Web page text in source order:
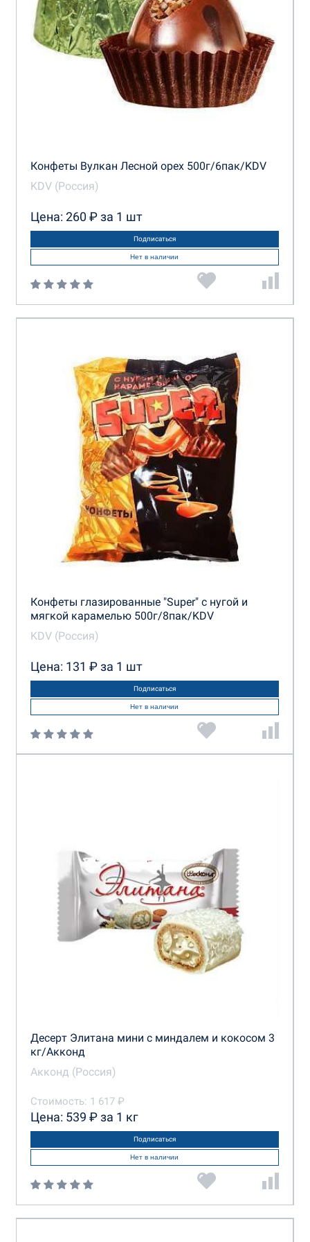
Конфеты Вулкан Лесной орех 500г/6пак/KDV
KDV (Россия)
Цена: 260 ₽ за 1 шт
Подписаться
Нет в наличии
Конфеты глазированные "Super" с нугой и
мягкой карамелью 500г/8пак/KDV
KDV (Россия)
Цена: 131 ₽ за 1 шт
Подписаться
Нет в наличии
Десерт Элитана мини с миндалем и кокосом 3
кг/Акконд
Акконд (Россия)
Стоимость: 1 617 ₽
Цена: 539 ₽ за 1 кг
Подписаться
Нет в наличии